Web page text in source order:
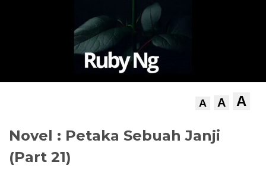
A A A
Novel : Petaka Sebuah Janji
(Part 21)